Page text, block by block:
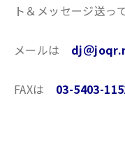
ト＆メッセージ送っ
メールは dj＠
FAXは 03-5403-